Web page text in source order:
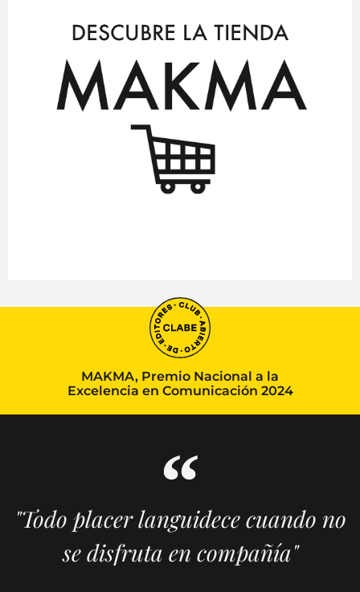
MAKMA, Premio Nacional a la
Excelencia en Comunicación 2024
"Todo placer languidece cuando no
se disfruta en compañía"